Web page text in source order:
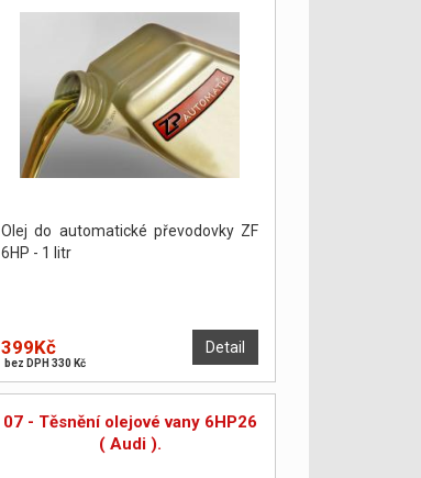
Olej do automatické převodovky ZF
6HP - 1 litr
Detail
399Kč
bez DPH 330 Kč
07 - Těsnění olejové vany 6HP26
( Audi ).